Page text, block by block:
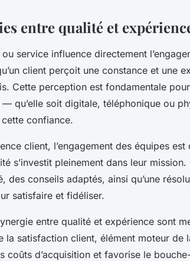
entre qualité et
service influence directement
client perçoit une constance et une
Cette perception est fondamentale
qu’elle soit digitale, téléphonique ou
confiance.
client, l’engagement des équipes
s’investit pleinement dans leur
des conseils adaptés, ainsi qu’une
satisfaire et fidéliser.
entre qualité et expérience sont
la satisfaction client, élément moteur de
coûts d’acquisition et favorise le